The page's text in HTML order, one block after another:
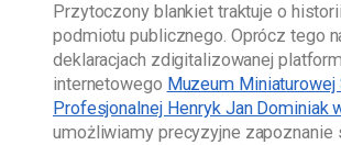
Przytoczony blankiet traktuje o
podmiotu publicznego. Oprócz tego
deklaracjach zdigitalizowanej
internetowego Muzeum Miniaturowej
Profesjonalnej Henryk Jan Dominiak
umożliwiamy precyzyjne zapoznanie